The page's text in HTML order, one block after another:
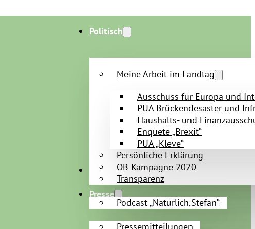
Politisch
Meine Arbeit im Landtag
Ausschuss für Europa und
PUA Brückendesaster und
Haushalts- und
Enquete „Brexit“
PUA „Kleve“
Persönliche Erklärung
OB Kampagne 2020
Transparenz
Persönlich
Podcast „Natürlich,Stefan“
Presse